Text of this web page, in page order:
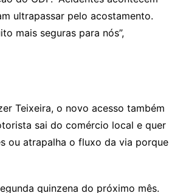
ultrapassar pelo acostamento.
mais seguras para nós”,
Teixeira, o novo acesso também
sai do comércio local e quer
ou atrapalha o fluxo da via porque
quinzena do próximo mês.